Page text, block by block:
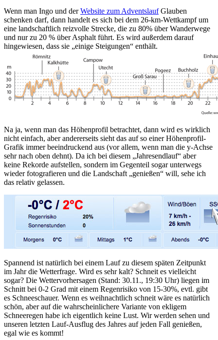
Wenn man Ingo und derWebsite zum AdventslaufGlauben
schenken darf, dann handelt es sich bei dem 26-km-Wettkampf um
eine landschaftlich reizvolle Strecke, die zu 80% über Wanderwege
und nur zu 20 % über Asphalt führt. Es wird außerdem darauf
hingewiesen, dass sie „einige Steigungen“ enthält.
Na ja, wenn man das Höhenprofil betrachtet, dann wird es wirklich
nicht einfach, aber andererseits sieht das auf so einer Höhenprofil-
Grafik immer beeindruckend aus (vor allem, wenn man die y-Achse
sehr nach oben dehnt). Da ich bei diesem „Jahresendlauf“ aber
keine Rekorde aufstellen, sondern im Gegenteil sogar unterwegs
wieder fotografieren und die Landschaft „genießen“ will, sehe ich
das relativ gelassen.
Spannend ist natürlich bei einem Lauf zu diesem späten Zeitpunkt
im Jahr die Wetterfrage. Wird es sehr kalt? Schneit es vielleicht
sogar? Die Wettervorhersagen (Stand: 30.11., 19:30 Uhr) liegen im
Schnitt bei 0-2 Grad mit einem Regenrisiko von 15-30%, evtl. gibt
es Schneeschauer. Wenn es weihnachtlich schneit wäre es natürlich
schön, aber auf die wahrscheinlichere Variante von ekligem
Schneeregen habe ich eigentlich keine Lust. Wir werden sehen und
unseren letzten Lauf-Ausflug des Jahres auf jeden Fall genießen,
egal wie es kommt!